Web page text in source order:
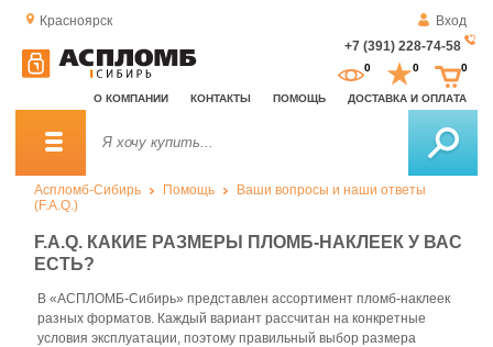
Красноярск
Вход
+7 (391) 228-74-58
О КОМПАНИИ КОНТАКТЫ ПОМОЩЬ ДОСТАВКА И ОПЛАТА
0 0 0
Аспломб-Сибирь Помощь
Ваши вопросы и наши ответы
(F.A.Q.)
F.A.Q. КАКИЕ РАЗМЕРЫ ПЛОМБ-НАКЛЕЕК У ВАС
ЕСТЬ?
В «АСПЛОМБ-Сибирь» представлен ассортимент пломб-наклеек
разных форматов. Каждый вариант рассчитан на конкретные
условия эксплуатации, поэтому правильный выбор размера